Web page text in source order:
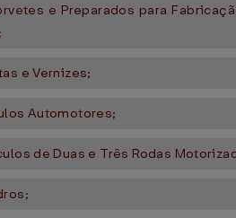
e Preparados para
e Vernizes;
Automotores;
de Duas e Três Rodas